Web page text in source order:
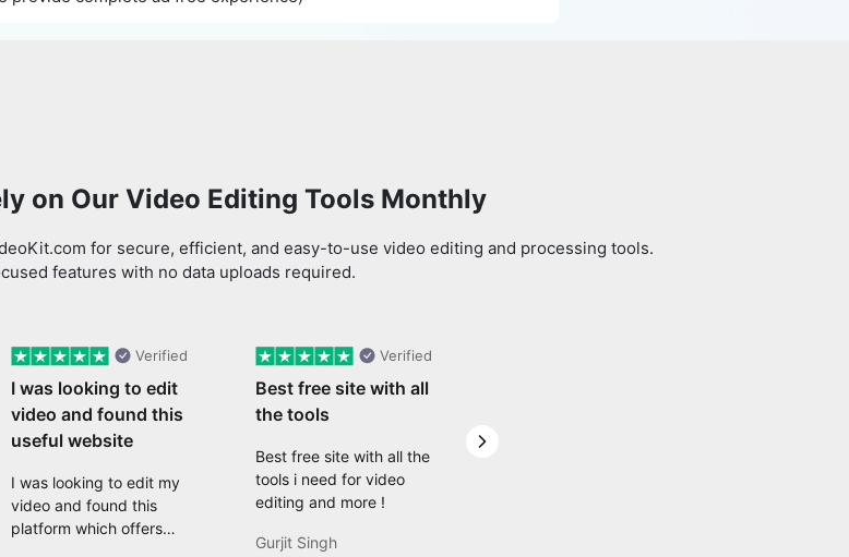
on Our Video Editing Tools Monthly
for secure, efficient, and easy-to-use video editing and processing tools.
features with no data uploads required.
Verified
I was looking to edit
video and found this
useful website
I was looking to edit my
video and found this
platform which offers
Verified
Best free site with all
the tools
Best free site with all the
tools i need for video
editing and more !
Gurjit Singh
Next slide